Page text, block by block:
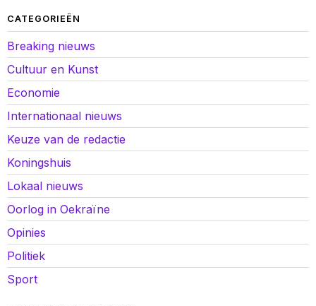
CATEGORIEËN
Breaking nieuws
Cultuur en Kunst
Economie
Internationaal nieuws
Keuze van de redactie
Koningshuis
Lokaal nieuws
Oorlog in Oekraïne
Opinies
Politiek
Sport